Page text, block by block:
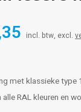
incl. btw, excl.
met klassieke type
RAL kleuren en